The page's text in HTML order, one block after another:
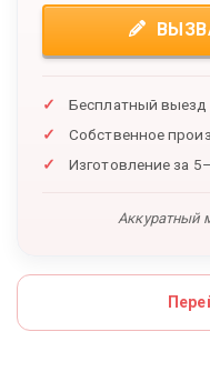
Бесплатный
Собственное
Изготовление за
Аккуратный